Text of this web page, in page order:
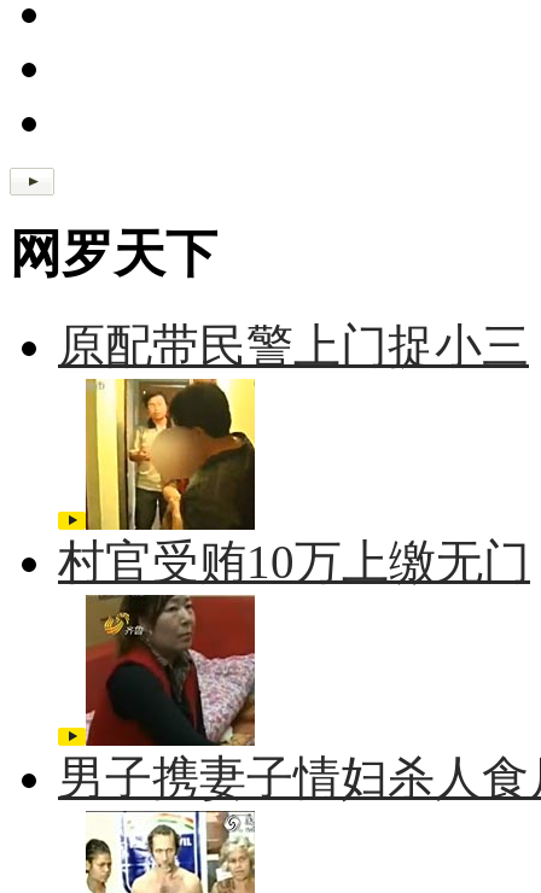
网罗天下
原配带民警上门捉小三
村官受贿10万上缴无门
男子携妻子情妇杀人食